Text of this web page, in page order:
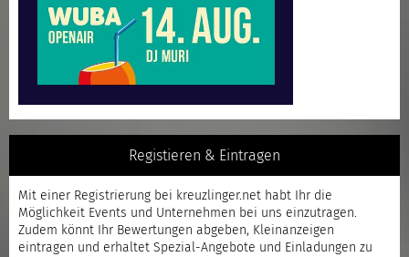
Registieren & Eintragen
Mit einer Registrierung bei kreuzlinger.net habt Ihr die
Möglichkeit Events und Unternehmen bei uns einzutragen.
Zudem könnt Ihr Bewertungen abgeben, Kleinanzeigen
eintragen und erhaltet Spezial-Angebote und Einladungen zu